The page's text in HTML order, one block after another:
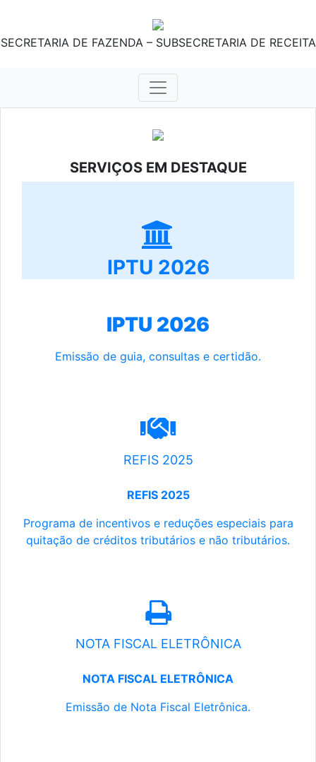
SECRETARIA DE FAZENDA – SUBSECRETARIA DE RECEITA
SERVIÇOS EM DESTAQUE
IPTU 2026
IPTU 2026
Emissão de guia, consultas e certidão.
REFIS 2025
REFIS 2025
Programa de incentivos e reduções especiais para
quitação de créditos tributários e não tributários.
NOTA FISCAL ELETRÔNICA
NOTA FISCAL ELETRÔNICA
Emissão de Nota Fiscal Eletrônica.